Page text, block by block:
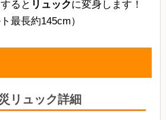
ると リュックに変身します！
最長約145cm）
リュック詳細